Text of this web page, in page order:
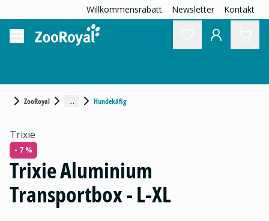
Willkommensrabatt Newsletter Kontakt
ZooRoyal ... Hundekäfig
Trixie
- 7 %
Trixie Aluminium
Transportbox - L-XL